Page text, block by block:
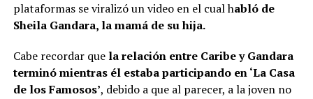
plataformas se viralizó un video en el cual habló de
Sheila Gandara, la mamá de su hija.
Cabe recordar que la relación entre Caribe y Gandara
terminó mientras él estaba participando en ‘La Casa
de los Famosos’, debido a que al parecer, a la joven no